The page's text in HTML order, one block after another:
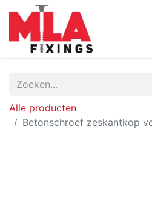
Alle producten
Betonschroef zeskantkop